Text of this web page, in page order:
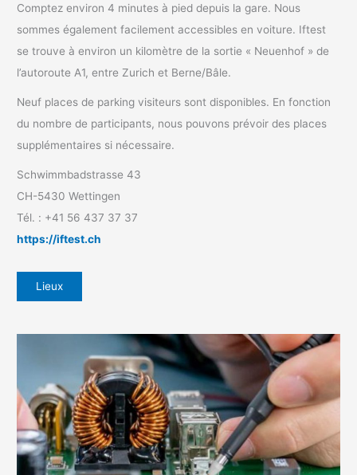
Comptez environ 4 minutes à pied depuis la gare. Nous
sommes également facilement accessibles en voiture. Iftest
se trouve à environ un kilomètre de la sortie « Neuenhof » de
l’autoroute A1, entre Zurich et Berne/Bâle.
Neuf places de parking visiteurs sont disponibles. En fonction
du nombre de participants, nous pouvons prévoir des places
supplémentaires si nécessaire.
Schwimmbadstrasse 43
CH-5430 Wettingen
Tél. : +41 56 437 37 37
https://iftest.ch
Lieux